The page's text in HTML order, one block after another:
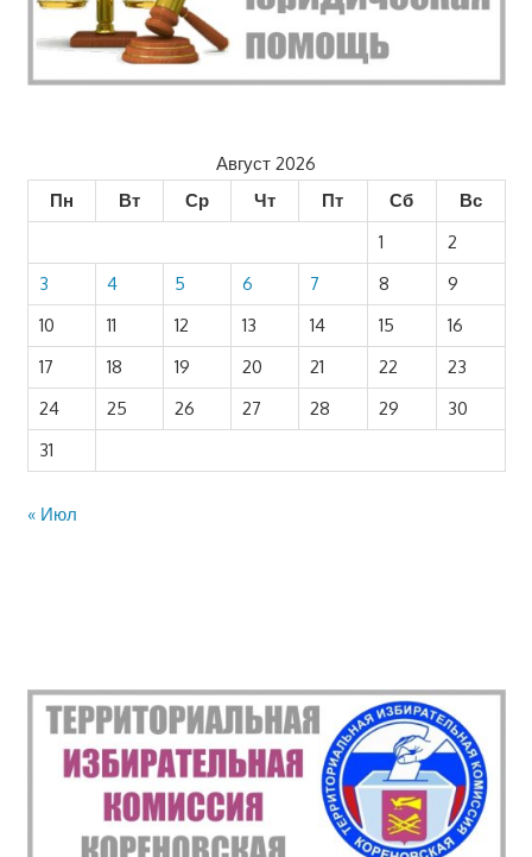
Август 2026
Пн
Вт Ср Чт Пт Сб
Вс
1
2
3
4 5 6 7 8
9
10
11 12 13 14 15
16
17
18 19 20 21 22
23
24
25 26 27 28 29
30
31
« Июл